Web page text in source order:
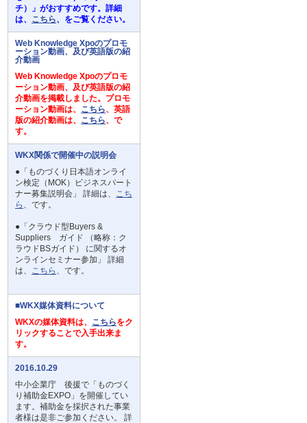
チ）」がおすすめです。詳細
は、 こちら、をご覧ください。
Web Knowledge Xpoのプロモ
ーション動画、及び英語版の紹
介動画
Web Knowledge Xpoのプロモ
ーション動画、及び英語版の紹
介動画を掲載しました。プロモ
ーション動画は、 こちら、英語
版の紹介動画は、 こちら、で
す。
WKX関係で開催中の説明会
●「ものづくり日本語オンライ
ン検定（MOK）ビジネスパート
ナー募集説明会」 詳細は、 こち
ら 、です。
●「クラウド型Buyers &
Suppliers ガイド （略称：ク
ラウドBSガイド） に関するオ
ンラインセミナー参加」 詳細
は、 こちら 、です。
■WKX媒体資料について
WKXの媒体資料は、 こちらをク
リックすることで入手出来ま
す。
2016.10.29
中小企業庁 後援で「ものづく
り補助金EXPO」を開催してい
ます。補助金を採択された事業
者様は是非ご参加ください。 詳